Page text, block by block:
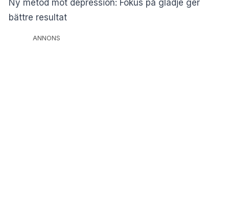
Ny metod mot depression: Fokus på glädje ger
bättre resultat
ANNONS